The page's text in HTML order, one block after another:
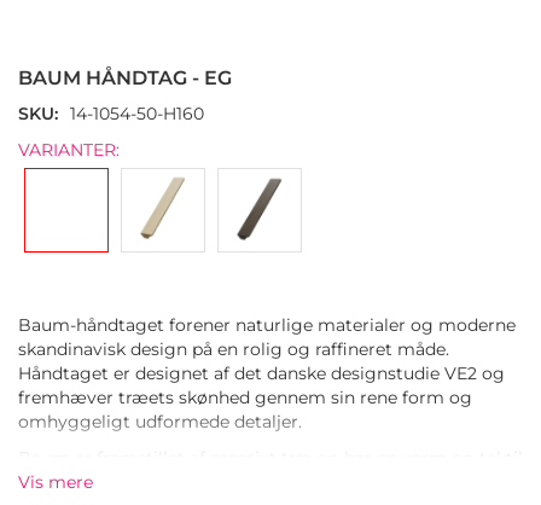
af
billedgalleriet
BAUM HÅNDTAG - EG
SKU
14-1054-50-H160
VARIANTER:
Baum-håndtaget forener naturlige materialer og moderne
skandinavisk design på en rolig og raffineret måde.
Håndtaget er designet af det danske designstudie VE2 og
fremhæver træets skønhed gennem sin rene form og
omhyggeligt udformede detaljer.
fornemmelse, der giver møblerne blødhed og karakter. Den
Vis mere